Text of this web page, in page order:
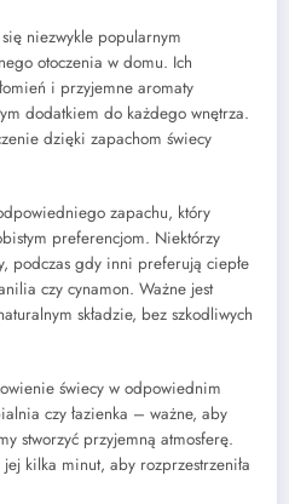
się niezwykle popularnym
otoczenia w domu. Ich
i przyjemne aromaty
dodatkiem do każdego wnętrza.
dzięki zapachom świecy
zapachu, który
preferencjom. Niektórzy
podczas gdy inni preferują ciepłe
czy cynamon. Ważne jest
składzie, bez szkodliwych
świecy w odpowiednim
czy łazienka – ważne, aby
stworzyć przyjemną atmosferę.
kilka minut, aby rozprzestrzeniła